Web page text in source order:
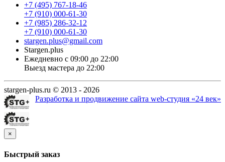
+7 (495) 767-18-46
+7 (910) 000-61-30
+7 (985) 286-32-12
+7 (910) 000-61-30
stargen.plus@gmail.com
Stargen.plus
Ежедневно с 09:00 до 22:00
Выезд мастера до 22:00
stargen-plus.ru © 2013 - 2026
Разработка и продвижение сайта web-студия «24 век»
×
Быстрый заказ